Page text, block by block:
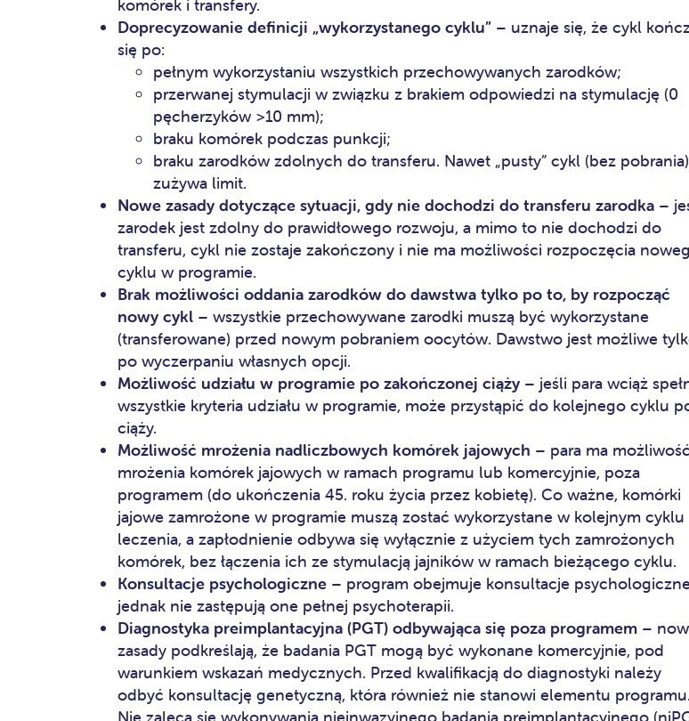
komórek i transfery.
Doprecyzowanie definicji „wykorzystanego cyklu” – uznaje się, że cykl
się po:
pełnym wykorzystaniu wszystkich przechowywanych zarodków;
przerwanej stymulacji w związku z brakiem odpowiedzi na stymulację (0
pęcherzyków >10 mm);
braku komórek podczas punkcji;
braku zarodków zdolnych do transferu. Nawet „pusty” cykl (bez pobrania)
zużywa limit.
Nowe zasady dotyczące sytuacji, gdy nie dochodzi do transferu zarodka –
zarodek jest zdolny do prawidłowego rozwoju, a mimo to nie dochodzi do
transferu, cykl nie zostaje zakończony i nie ma możliwości rozpoczęcia
cyklu w programie.
Brak możliwości oddania zarodków do dawstwa tylko po to, by rozpocząć
nowy cykl – wszystkie przechowywane zarodki muszą być wykorzystane
(transferowane) przed nowym pobraniem oocytów. Dawstwo jest możliwe
po wyczerpaniu własnych opcji.​
Możliwość udziału w programie po zakończonej ciąży – jeśli para wciąż
wszystkie kryteria udziału w programie, może przystąpić do kolejnego cyklu
ciąży.
Możliwość mrożenia nadliczbowych komórek jajowych – para ma możliwość
mrożenia komórek jajowych w ramach programu lub komercyjnie, poza
programem (do ukończenia 45. roku życia przez kobietę). Co ważne, komórki
jajowe zamrożone w programie muszą zostać wykorzystane w kolejnym cyklu
leczenia, a zapłodnienie odbywa się wyłącznie z użyciem tych zamrożonych
komórek, bez łączenia ich ze stymulacją jajników w ramach bieżącego cyklu.
Konsultacje psychologiczne – program obejmuje konsultacje
jednak nie zastępują one pełnej psychoterapii.
Diagnostyka preimplantacyjna (PGT) odbywająca się poza programem –
zasady podkreślają, że badania PGT mogą być wykonane komercyjnie, pod
warunkiem wskazań medycznych. Przed kwalifikacją do diagnostyki należy
odbyć konsultację genetyczną, która również nie stanowi elementu programu.
Nie zaleca się wykonywania nieinwazyjnego badania preimplantacyjnego